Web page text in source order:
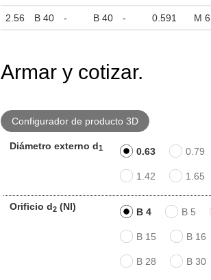
2.56 B 40 - B 40 - 0.591 M 6
Armar y cotizar.
Configurador de producto 3D
Diámetro externo d1 0.63 0.79
1.42 1.65
Orificio d2 (NI) B 4 B 5
B 15 B 16
B 28 B 30